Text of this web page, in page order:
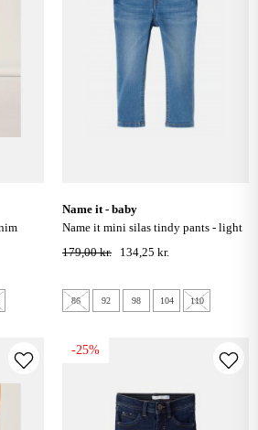
name it - baby
name it mini silas tindy pants - light
blue denim
179,00 kr. 134,25 kr.
86 92 98 104 110
-25%